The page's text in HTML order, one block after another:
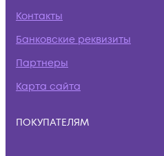
Контакты
Банковские реквизиты
Партнеры
Карта сайта
ПОКУПАТЕЛЯМ